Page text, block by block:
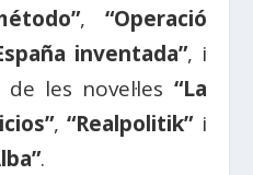
, “Operació
inventada”, i
les novel·les “La
, “Realpolitik”i
.